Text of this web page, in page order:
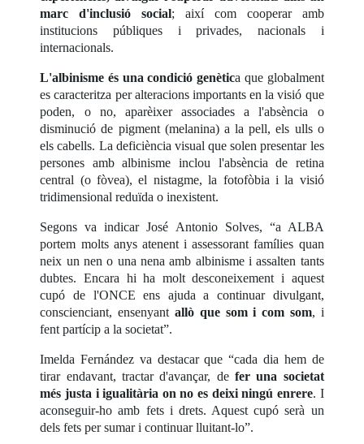
marc d'inclusió social; així com cooperar amb
institucions públiques i privades, nacionals i
internacionals.
L'albinisme és una condició genètica que globalment
es caracteritza per alteracions importants en la visió que
poden, o no, aparèixer associades a l'absència o
disminució de pigment (melanina) a la pell, els ulls o
els cabells. La deficiència visual que solen presentar les
persones amb albinisme inclou l'absència de retina
central (o fòvea), el nistagme, la fotofòbia i la visió
tridimensional reduïda o inexistent.
Segons va indicar José Antonio Solves, “a ALBA
portem molts anys atenent i assessorant famílies quan
neix un nen o una nena amb albinisme i assalten tants
dubtes. Encara hi ha molt desconeixement i aquest
cupó de l'ONCE ens ajuda a continuar divulgant,
conscienciant, ensenyant allò que som i com som, i
fent partícip a la societat”.
Imelda Fernández va destacar que “cada dia hem de
tirar endavant, tractar d'avançar, de fer una societat
més justa i igualitària on no es deixi ningú enrere. I
aconseguir-ho amb fets i drets. Aquest cupó serà un
dels fets per sumar i continuar lluitant-lo”.